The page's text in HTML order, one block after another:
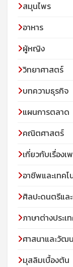
สมุนไพร
อาหาร
ผู้หญิง
วิทยาศาสตร์
บทความธุรกิจ
แผนการตลาด
คณิตศาสตร์
เกี่ยวกับเรื่องเ
อาชีพและเทคโ
ศิลปะดนตรีแล
ภาษาต่างประเ
ศาสนาและวัฒ
มุสลิมเบื้องต้น